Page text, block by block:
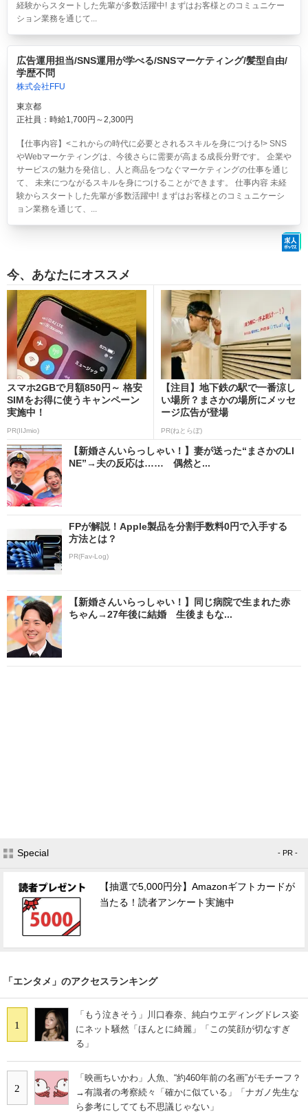
経験からスタートした先輩が多数活躍中! まずはお客様とのコミュニケー
ション業務を通じて...
広告運用担当/SNS運用が学べる/SNSマーケティング/髪型自由/
学歴不問
株式会社FFU
東京都
正社員：時給1,700円～2,300円
【仕事内容】<これからの時代に必要とされるスキルを身につける!> SNS
やWebマーケティングは、今後さらに需要が高まる成長分野です。 企業や
サービスの魅力を発信し、人と商品をつなぐマーケティングの仕事を通じ
て、 未来につながるスキルを身につけることができます。 仕事内容 未経
験からスタートした先輩が多数活躍中! まずはお客様とのコミュニケーシ
ョン業務を通じて、...
今、あなたにオススメ
スマホ2GBで月額850円～ 格安
SIMをお得に使うキャンペーン
実施中！
PR(IIJmio)
【注目】地下鉄の駅で一番涼し
い場所？まさかの場所にメッセ
ージ広告が登場
PR(ねとらぼ)
【新婚さんいらっしゃい！】妻が送った“まさかのLI
NE”→夫の反応は…… 偶然と...
FPが解説！Apple製品を分割手数料0円で入手する
方法とは？
PR(Fav-Log)
【新婚さんいらっしゃい！】同じ病院で生まれた赤
ちゃん→27年後に結婚 生後まもな...
Special - PR -
【抽選で5,000円分】Amazonギフトカードが
当たる！読者アンケート実施中
「エンタメ」のアクセスランキング
1
「もう泣きそう」川口春奈、純白ウエディングドレス姿
にネット騒然「ほんとに綺麗」「この笑顔が切なすぎ
る」
2
「映画ちいかわ」人魚、“約460年前の名画”がモチーフ？
→有識者の考察続々「確かに似ている」「ナガノ先生な
ら参考にしてても不思議じゃない」